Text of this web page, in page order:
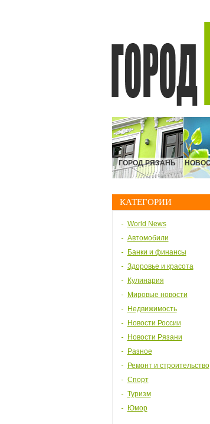
ГОРОД РЯЗАНЬ
КАТЕГОРИИ
World News
Автомобили
Банки и финансы
Здоровье и красота
Кулинария
Мировые новости
Недвижимость
Новости России
Новости Рязани
Разное
Ремонт и строительство
Спорт
Туризм
Юмор